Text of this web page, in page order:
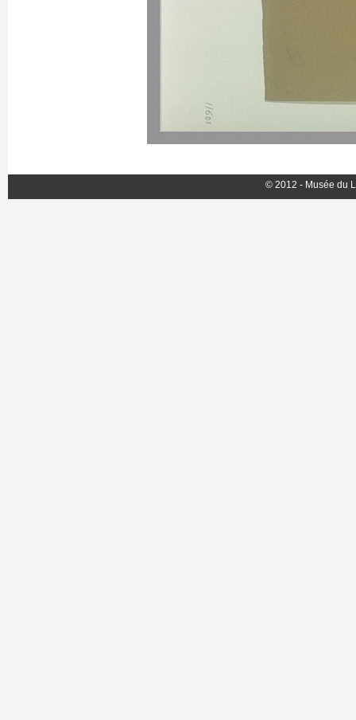
© 2012 - Musée du